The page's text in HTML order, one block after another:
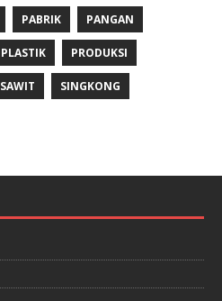
PABRIK PANGAN
PLASTIK PRODUKSI
SAWIT SINGKONG